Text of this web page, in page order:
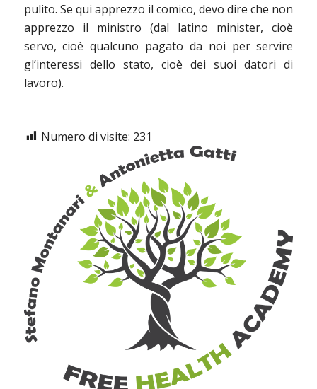
pulito. Se qui apprezzo il comico, devo dire che non
apprezzo il ministro (dal latino minister, cioè
servo, cioè qualcuno pagato da noi per servire
gl’interessi dello stato, cioè dei suoi datori di
lavoro).
Numero di visite: 231